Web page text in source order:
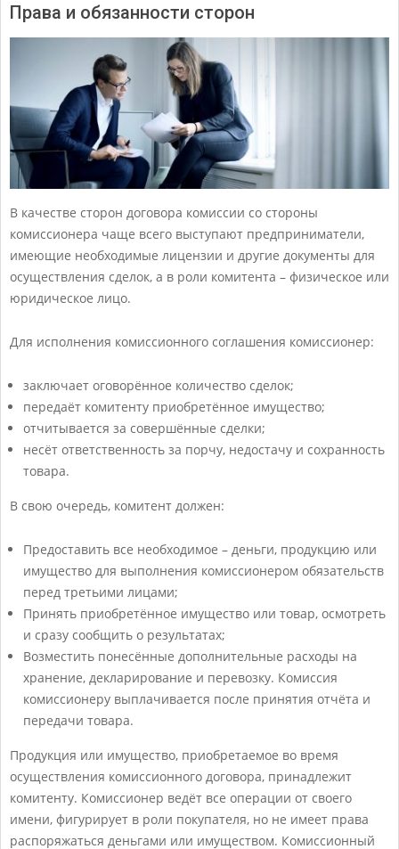
Права и обязанности сторон
В качестве сторон договора комиссии со стороны
комиссионера чаще всего выступают предприниматели,
имеющие необходимые лицензии и другие документы для
осуществления сделок, а в роли комитента – физическое или
юридическое лицо.
Для исполнения комиссионного соглашения комиссионер:
заключает оговорённое количество сделок;
передаёт комитенту приобретённое имущество;
отчитывается за совершённые сделки;
несёт ответственность за порчу, недостачу и сохранность
товара.
В свою очередь, комитент должен:
Предоставить все необходимое – деньги, продукцию или
имущество для выполнения комиссионером обязательств
перед третьими лицами;
Принять приобретённое имущество или товар, осмотреть
и сразу сообщить о результатах;
Возместить понесённые дополнительные расходы на
хранение, декларирование и перевозку. Комиссия
комиссионеру выплачивается после принятия отчёта и
передачи товара.
Продукция или имущество, приобретаемое во время
осуществления комиссионного договора, принадлежит
комитенту. Комиссионер ведёт все операции от своего
имени, фигурирует в роли покупателя, но не имеет права
распоряжаться деньгами или имуществом. Комиссионный